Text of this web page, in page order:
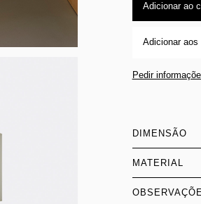
Adicionar ao
Adicionar aos
Pedir
DIMENSÃO
MATERIAL